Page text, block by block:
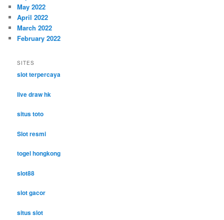
May 2022
April 2022
March 2022
February 2022
SITES
slot terpercaya
live draw hk
situs toto
Slot resmi
togel hongkong
slot88
slot gacor
situs slot